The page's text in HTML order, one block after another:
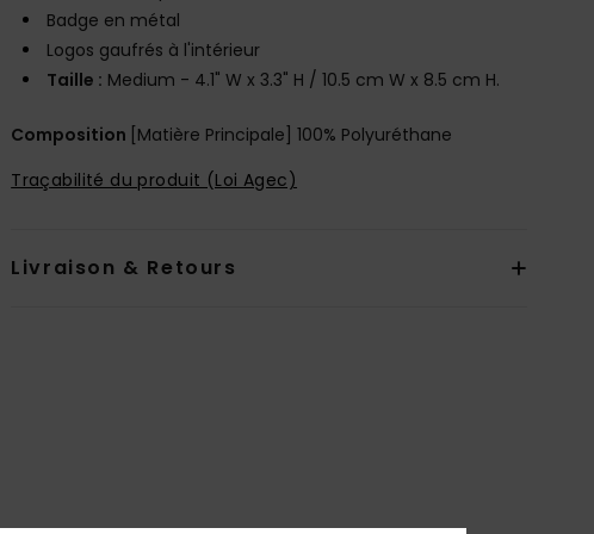
Badge en métal
Logos gaufrés à l'intérieur
Taille : Medium - 4.1" W x 3.3" H / 10.5 cm W x 8.5 cm H.
Composition [Matière Principale] 100% Polyuréthane
Traçabilité du produit (Loi Agec)
Livraison & Retours